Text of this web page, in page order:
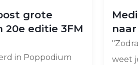
grote
20e editie 3FM
in Poppodium
weet